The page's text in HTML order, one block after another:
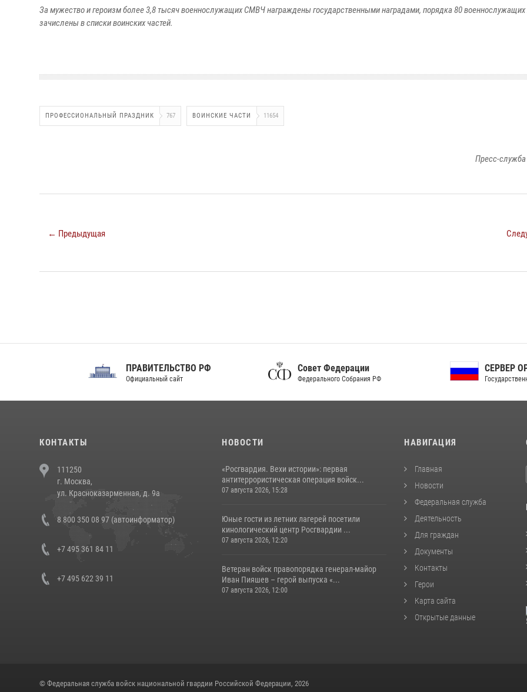
За мужество и героизм более 3,8 тысяч военнослужащих СМВЧ награждены государственными наградами, порядка 80 военнослужащих
зачислены в списки воинских частей.
ПРОФЕССИОНАЛЬНЫЙ ПРАЗДНИК 767 ВОИНСКИЕ ЧАСТИ 11654
Пресс-служба
← Предыдущая
ПРАВИТЕЛЬСТВО РФ
Официальный сайт
Совет Федерации
Федерального Собрания РФ
СЕРВЕР ОРГАНОВ
Государственной власти РФ
КОНТАКТЫ
111250
г. Москва,
ул. Красноказарменная, д. 9а
8 800 350 08 97 (автоинформатор)
+7 495 361 84 11
+7 495 622 39 11
НОВОСТИ
«Росгвардия. Вехи истории»: первая
антитеррористическая операция войск...
07 августа 2026, 15:28
Юные гости из летних лагерей посетили
кинологический центр Росгвардии ...
07 августа 2026, 12:20
Ветеран войск правопорядка генерал-майор
Иван Пияшев – герой выпуска «...
07 августа 2026, 12:00
НАВИГАЦИЯ
Главная
Новости
Федеральная служба
Деятельность
Для граждан
Документы
Контакты
Герои
Карта сайта
Открытые данные
© Федеральная служба войск национальной гвардии Российской Федерации, 2026